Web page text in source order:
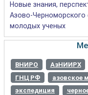
Новые знания,
Азово-
молодых ученых
ВНИРО АзНИИРХ
ГНЦ РФ
азовское
экспедиция